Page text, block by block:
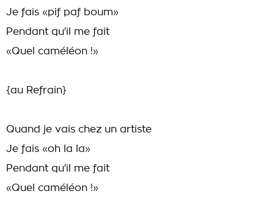
Je fais «pif paf boum»
Pendant qu'il me fait
«Quel caméléon !»
{au Refrain}
Quand je vais chez un artiste
Je fais «oh la la»
Pendant qu'il me fait
«Quel caméléon !»